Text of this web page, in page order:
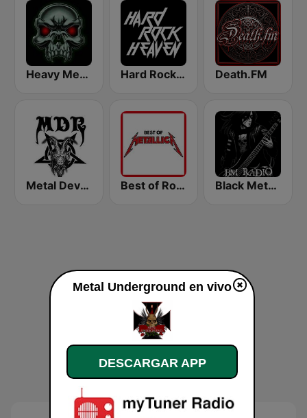
Heavy Metal Radio Hard Rock Heaven Death.FM
Metal Devastation Radio Best of Rock - Metallica Black Metal Radio
Metal Underground en vivo
DESCARGAR APP